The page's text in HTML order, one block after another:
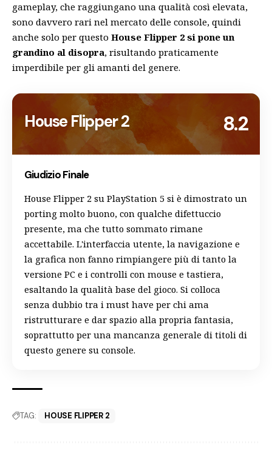
gameplay, che raggiungano una qualità così elevata,
sono davvero rari nel mercato delle console, quindi
anche solo per questo House Flipper 2 si pone un
grandino al disopra, risultando praticamente
imperdibile per gli amanti del genere.
House Flipper 2 8.2
Giudizio Finale
House Flipper 2 su PlayStation 5 si è dimostrato un
porting molto buono, con qualche difettuccio
presente, ma che tutto sommato rimane
accettabile. L'interfaccia utente, la navigazione e
la grafica non fanno rimpiangere più di tanto la
versione PC e i controlli con mouse e tastiera,
esaltando la qualità base del gioco. Si colloca
senza dubbio tra i must have per chi ama
ristrutturare e dar spazio alla propria fantasia,
soprattutto per una mancanza generale di titoli di
questo genere su console.
TAG: HOUSE FLIPPER 2